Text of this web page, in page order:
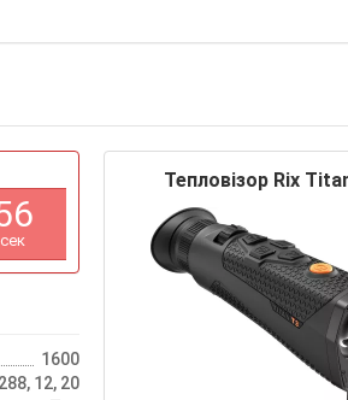
5
сек
1600
12, 20
Тепловізор Rix